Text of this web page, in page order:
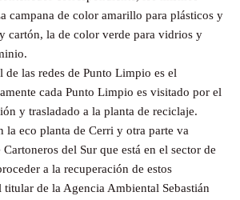
campana de color amarillo para plásticos y
cartón, la de color verde para vidrios y
las redes de Punto Limpio es el
cada Punto Limpio es visitado por el
y trasladado a la planta de reciclaje.
la eco planta de Cerri y otra parte va
del Sur que está en el sector de
a la recuperación de estos
de la Agencia Ambiental Sebastián